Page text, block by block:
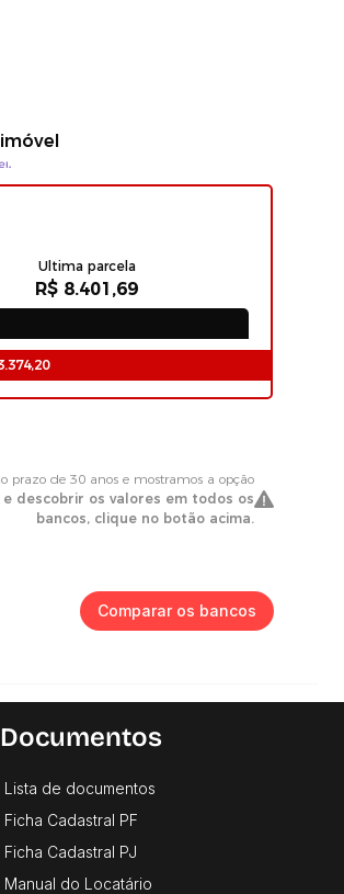
Comparar os bancos
Documentos
Lista de documentos
Ficha Cadastral PF
Ficha Cadastral PJ
Manual do Locatário